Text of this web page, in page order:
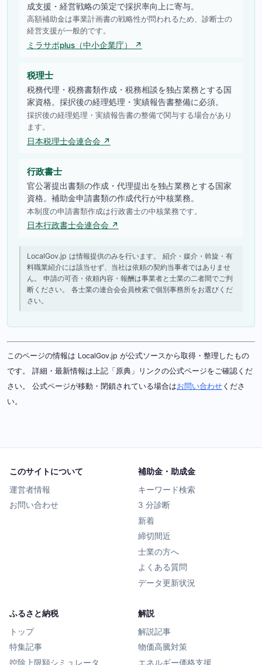
成支援・経営戦略の策定で採択率向上に寄与。
高額補助金は事業計画書の戦略性が問われるため、診断士の
経営支援が一般的です。
ミラサポplus（中小企業庁） ↗
税理士
税務代理・税務書類作成・税務相談を独占業務とする国
家資格。採択後の経理処理・実績報告書整備に必須。
採択後の経理処理・実績報告書の整備で関与する場合があり
ます。
日本税理士会連合会 ↗
行政書士
官公署提出書類の作成・代理提出を独占業務とする国家
資格。補助金申請書類の作成代行が中核業務。
本制度の申請書類作成は行政書士の中核業務です。
日本行政書士会連合会 ↗
LocalGov.jp は情報提供のみを行います。 紹介・媒介・斡旋・有
料職業紹介には該当せず、当社は依頼の契約当事者ではありませ
ん。 申請の可否・依頼内容・報酬は事業者と士業の二者間でご判
断ください。 各士業の連合会会員検索で個別事務所をお選びくだ
さい。
このページの情報は LocalGov.jp が公式ソースから取得・整理したもの
です。 詳細・最新情報は上記「原典」リンクの公式ページをご確認くだ
さい。 公式ページが移動・閉鎖されている場合はお問い合わせ くださ
い。
このサイトについて
運営者情報
お問い合わせ
補助金・助成金
キーワード検索
3 分診断
新着
締切間近
士業の方へ
よくある質問
データ更新状況
ふるさと納税
トップ
特集記事
控除上限額シミュレータ
解説
解説記事
物価高騰対策
エネルギー価格支援